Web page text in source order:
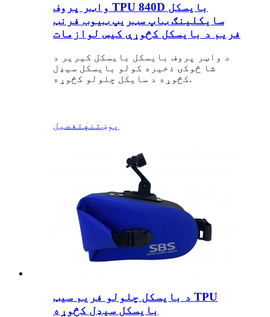
واټر پروف TPU 840D بایسکل
سایکلینګ ټاپ سټریپ ټیوب فرنټ
فریم د بایسکل کڅوړې کیس لوازمات
د واټر پروف بایسکل بایسکل کیریر د
شا څوکۍ ذخیره کولو بایسکل سیډل
کڅوړه د سایکل چلولو کڅوړه.
پوښتنه تفصیل
د بایسکل چلولو فریم سیټ TPU
بایسکل سیډل کڅوړه